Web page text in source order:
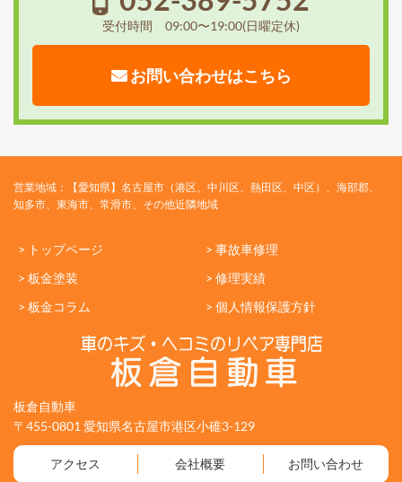
受付時間 09:00〜19:00(日曜定休)
お問い合わせはこちら
営業地域：【愛知県】名古屋市（港区、中川区、熱田区、中区）、海部郡、
知多市、東海市、常滑市、その他近隣地域
> トップページ
> 事故車修理
> 板金塗装
> 修理実績
> 板金コラム
> 個人情報保護方針
板倉自動車
〒455-0801 愛知県名古屋市港区小碓3-129
アクセス 会社概要 お問い合わせ